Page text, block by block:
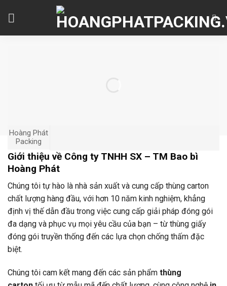
Hoàng Phát
Packing
Giới thiệu về Công ty TNHH SX – TM Bao bì
Hoàng Phát
Chúng tôi tự hào là nhà sản xuất và cung cấp thùng carton
chất lượng hàng đầu, với hơn 10 năm kinh nghiệm, khẳng
định vị thế dẫn đầu trong việc cung cấp giải pháp đóng gói
đa dạng và phục vụ mọi yêu cầu của bạn – từ thùng giấy
đóng gói truyền thống đến các lựa chọn chống thấm đặc
biệt.
Chúng tôi cam kết mang đến các sản phẩm thùng